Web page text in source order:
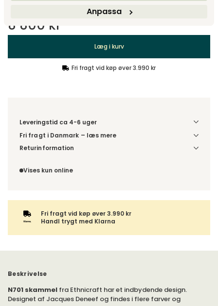
Anpassa
8 800 kr
Læg i kurv
Fri fragt vid køp øver 3.990 kr
Leveringstid ca 4-6 uger
Fri fragt i Danmark – læs mere
Denne vare sendes til et udleveringssted. Du vælger selv i
leveres til et udleveringssted eller direkte til din adresse –
med samme leveringsmetode.
Returinformation
fortrydelsesret.
Vises kun online
Fri fragt vid køp øver 3.990 kr
Handl trygt med Klarna
Beskrivelse
N701 skammel fra Ethnicraft har et indbydende design.
Designet af Jacques Deneef og findes i flere farver og